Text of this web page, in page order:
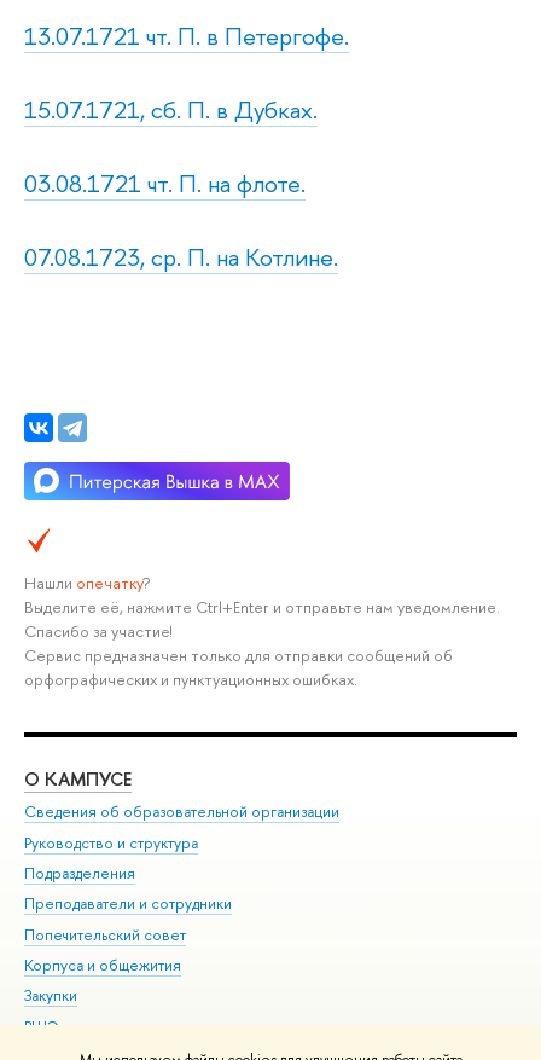
13.07.1721 чт. П. в Петергофе.
15.07.1721, сб. П. в Дубках.
03.08.1721 чт. П. на флоте.
07.08.1723, ср. П. на Котлине.
Нашли опечатку?
Выделите её, нажмите Ctrl+Enter и отправьте нам уведомление.
Спасибо за участие!
Сервис предназначен только для отправки сообщений об
орфографических и пунктуационных ошибках.
О КАМПУСЕ
Сведения об образовательной организации
Руководство и структура
Подразделения
Преподаватели и сотрудники
Попечительский совет
Корпуса и общежития
Закупки
ВШЭ для студентов с ограниченными возможностями
здоровья и инвалидностью